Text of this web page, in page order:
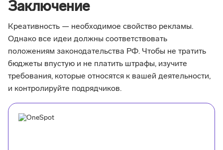
Заключение
Креативность — необходимое свойство рекламы.
Однако все идеи должны соответствовать
положениям законодательства РФ. Чтобы не тратить
бюджеты впустую и не платить штрафы, изучите
требования, которые относятся к вашей деятельности,
и контролируйте подрядчиков.